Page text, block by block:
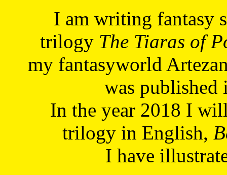
I am writing fantasy
trilogy The Tiaras of
my fantasyworld
was published
In the year 2018 I
trilogy in English,
I have